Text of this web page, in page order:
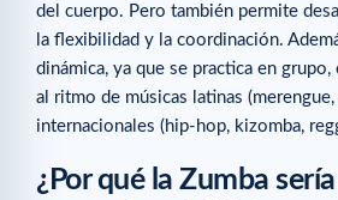
del cuerpo. Pero también permite
la flexibilidad y la coordinación.
dinámica, ya que se practica en
al ritmo de músicas latinas
internacionales (hip-hop, kizomba,
¿Por qué la Zumba